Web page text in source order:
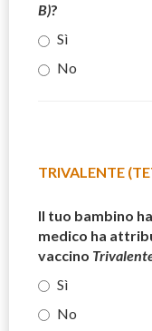
B)?
Sì
No
TRIVALENTE
Il tuo bambino
medico ha
vaccino
Sì
No